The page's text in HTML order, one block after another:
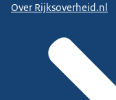
Over Rijksoverheid.nl